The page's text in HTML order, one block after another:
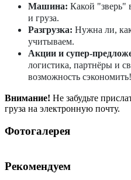
Машина: Какой "зверь"
и груза.
Разгрузка: Нужна ли,
учитываем.
Акции и супер-
логистика, партнёры и
возможность сэкономить!
Внимание! Не забудьте
груза на электронную почту.
Фотогалерея
Рекомендуем